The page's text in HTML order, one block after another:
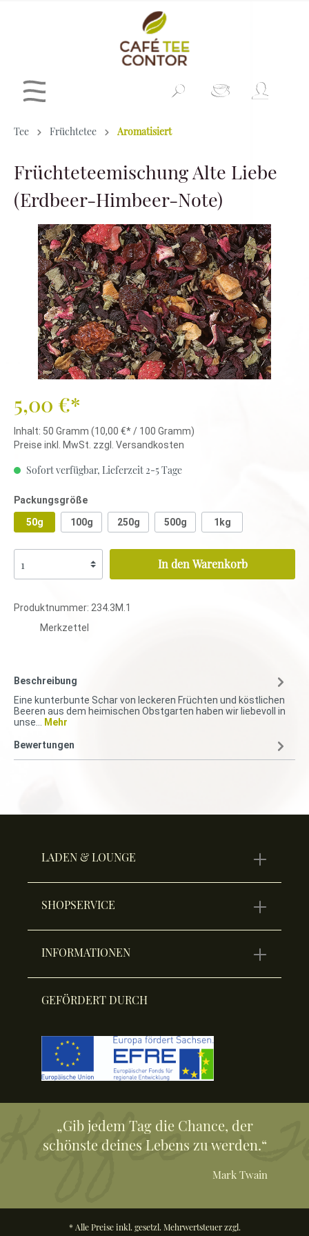
Tee Früchtetee Aromatisiert
Früchteteemischung Alte Liebe
(Erdbeer-Himbeer-Note)
5,00 €*
Inhalt: 50 Gramm (10,00 €* / 100 Gramm)
Preise inkl. MwSt. zzgl. Versandkosten
Sofort verfügbar, Lieferzeit 2-5 Tage
Packungsgröße
50g
100g 250g 500g 1kg
In den Warenkorb
Produktnummer: 234.3M.1
Merkzettel
Beschreibung
Eine kunterbunte Schar von leckeren Früchten und köstlichen
Beeren aus dem heimischen Obstgarten haben wir liebevoll in
unse…
Mehr
Bewertungen
LADEN & LOUNGE
GEFÖRDERT DURCH
SHOPSERVICE
INFORMATIONEN
„Gib jedem Tag die Chance, der
schönste deines Lebens zu werden.“
Mark Twain
* Alle Preise inkl. gesetzl. Mehrwertsteuer zzgl.